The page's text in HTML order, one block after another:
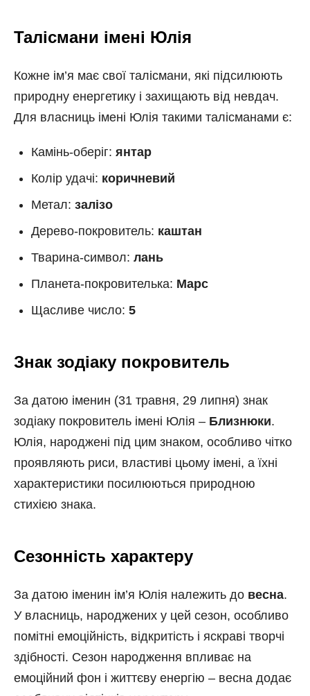
Талісмани імені Юлія
Кожне ім’я має свої талісмани, які підсилюють
природну енергетику і захищають від невдач.
Для власниць імені Юлія такими талісманами є:
Камінь-оберіг: янтар
Колір удачі: коричневий
Метал: залізо
Дерево-покровитель: каштан
Тварина-символ: лань
Планета-покровителька: Марс
Щасливе число: 5
Знак зодіаку покровитель
За датою іменин (31 травня, 29 липня) знак
зодіаку покровитель імені Юлія – Близнюки.
Юлія, народжені під цим знаком, особливо чітко
проявляють риси, властиві цьому імені, а їхні
характеристики посилюються природною
стихією знака.
Сезонність характеру
За датою іменин ім’я Юлія належить до весна.
У власниць, народжених у цей сезон, особливо
помітні емоційність, відкритість і яскраві творчі
здібності. Сезон народження впливає на
емоційний фон і життєву енергію – весна додає